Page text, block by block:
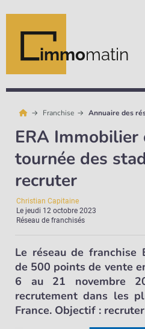
immomatin
Franchise Annuaire des
ERA Immobilier
tournée des
recruter
Christian Capitaine
Lejeudi 12 octobre 2023
Réseau de franchisés
Le réseau de franchise
de 500 points de vente
6 au 21 novembre
recrutement dans les
France. Objectif :